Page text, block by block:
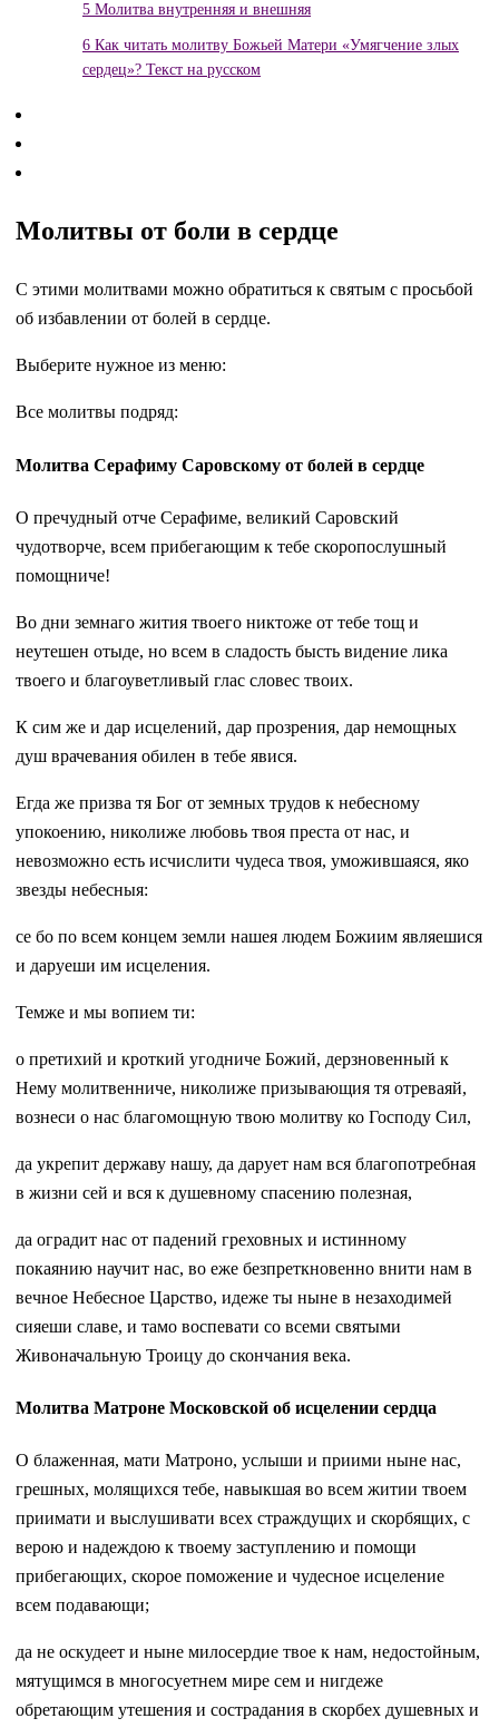
5 Молитва внутренняя и внешняя
6 Как читать молитву Божьей Матери «Умягчение злых
сердец»? Текст на русском
Молитвы от боли в сердце
С этими молитвами можно обратиться к святым с просьбой
об избавлении от болей в сердце.
Выберите нужное из меню:
Все молитвы подряд:
Молитва Серафиму Саровскому от болей в сердце
О пречудный отче Серафиме, великий Саровский
чудотворче, всем прибегающим к тебе скоропослушный
помощниче!
Во дни земнаго жития твоего никтоже от тебе тощ и
неутешен отыде, но всем в сладость бысть видение лика
твоего и благоуветливый глас словес твоих.
К сим же и дар исцелений, дар прозрения, дар немощных
душ врачевания обилен в тебе явися.
Егда же призва тя Бог от земных трудов к небесному
упокоению, николиже любовь твоя преста от нас, и
невозможно есть исчислити чудеса твоя, уможившаяся, яко
звезды небесныя:
се бо по всем концем земли нашея людем Божиим являешися
и даруеши им исцеления.
Темже и мы вопием ти:
о претихий и кроткий угодниче Божий, дерзновенный к
Нему молитвенниче, николиже призывающия тя отреваяй,
вознеси о нас благомощную твою молитву ко Господу Сил,
да укрепит державу нашу, да дарует нам вся благопотребная
в жизни сей и вся к душевному спасению полезная,
да оградит нас от падений греховных и истинному
покаянию научит нас, во еже безпреткновенно внити нам в
вечное Небесное Царство, идеже ты ныне в незаходимей
сияеши славе, и тамо воспевати со всеми святыми
Живоначальную Троицу до скончания века.
Молитва Матроне Московской об исцелении сердца
О блаженная, мати Матроно, услыши и приими ныне нас,
грешных, молящихся тебе, навыкшая во всем житии твоем
приимати и выслушивати всех страждущих и скорбящих, с
верою и надеждою к твоему заступлению и помощи
прибегающих, скорое поможение и чудесное исцеление
всем подавающи;
да не оскудеет и ныне милосердие твое к нам, недостойным,
мятущимся в многосуетнем мире сем и нигдеже
обретающим утешения и сострадания в скорбех душевных и